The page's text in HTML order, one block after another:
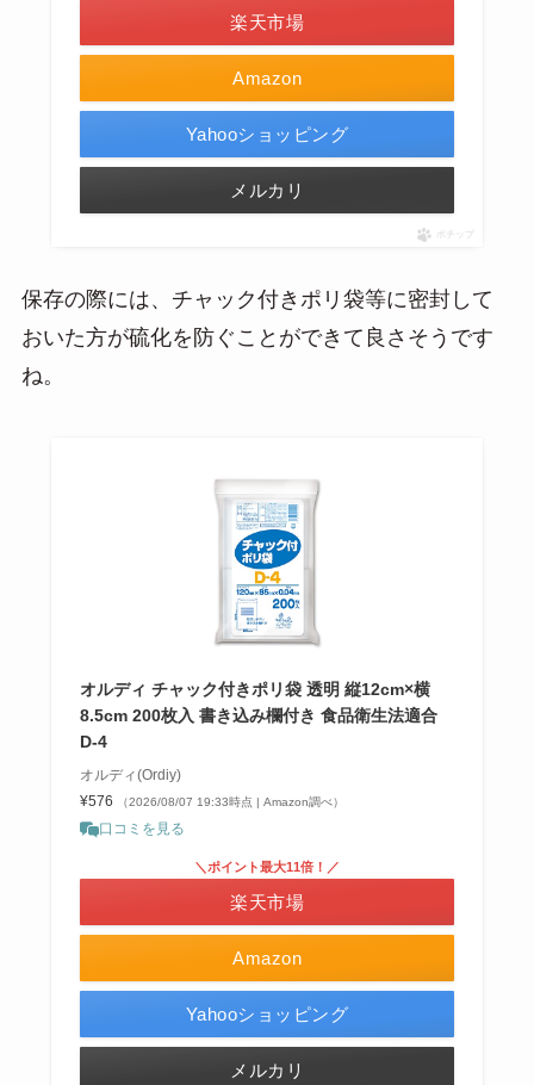
Amazon
楽天市場
Yahooショッピング
メルカリ
ポチップ
保存の際には、チャック付きポリ袋等に密封して
おいた方が硫化を防ぐことができて良さそうです
ね。
オルディ チャック付きポリ袋 透明 縦12cm×横
8.5cm 200枚入 書き込み欄付き 食品衛生法適合
D-4
オルディ(Ordiy)
¥576
（2026/08/07 19:33時点 | Amazon調べ）
口コミを見る
Amazon
＼ポイント最大11倍！／
楽天市場
Yahooショッピング
メルカリ